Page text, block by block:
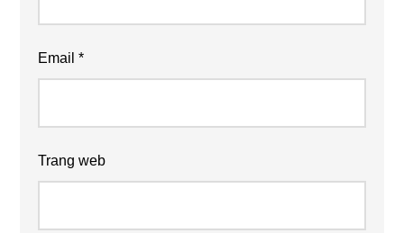
Email*
Trang web